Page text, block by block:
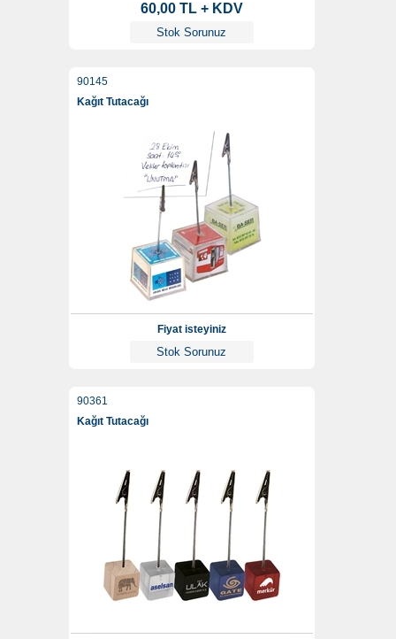
60,00 TL + KDV
Stok Sorunuz
90145
Kağıt Tutacağı
Fiyat isteyiniz
Stok Sorunuz
90361
Kağıt Tutacağı